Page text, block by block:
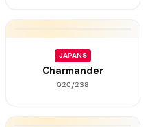
JAPANS
Charmander
020/238